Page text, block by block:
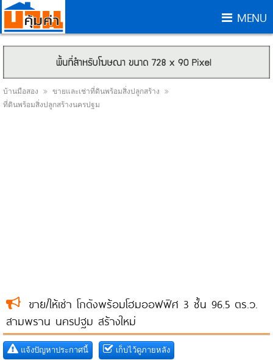
MENU
บ้านมือสอง
ขายและเช่าที่ดินพร้อมสิ่งปลูกสร้าง
ที่ดินพร้อมสิ่งปลูกสร้างนครปฐม
ขาย/ให้เช่า โกดังพร้อมโฮมออฟฟิศ 3 ชั้น 96.5 ตร.ว.
สามพราน นครปฐม สร้างใหม่
แจ้งปัญหาประกาศนี้ เก็บไว้ดูภายหลัง